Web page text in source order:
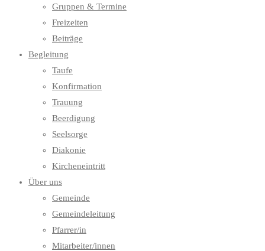
Gruppen & Termine
Freizeiten
Beiträge
Begleitung
Taufe
Konfirmation
Trauung
Beerdigung
Seelsorge
Diakonie
Kircheneintritt
Über uns
Gemeinde
Gemeindeleitung
Pfarrer/in
Mitarbeiter/innen